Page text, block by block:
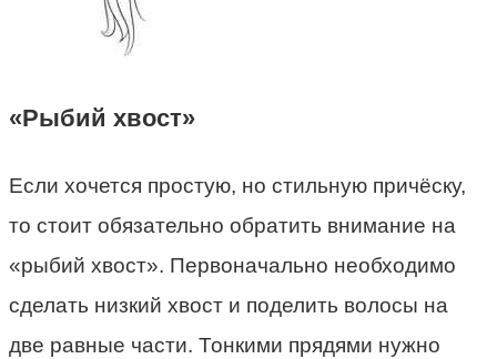
«Рыбий хвост»
Если хочется простую, но стильную причёску,
то стоит обязательно обратить внимание на
«рыбий хвост». Первоначально необходимо
сделать низкий хвост и поделить волосы на
две равные части. Тонкими прядями нужно